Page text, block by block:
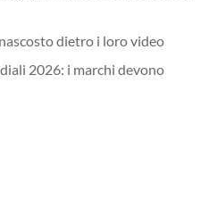
dietro i loro video
2026: i marchi devono